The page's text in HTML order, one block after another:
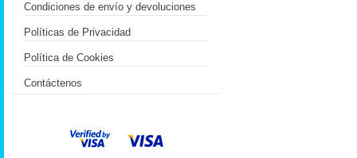
Condiciones de envío y devoluciones
Políticas de Privacidad
Política de Cookies
Contáctenos